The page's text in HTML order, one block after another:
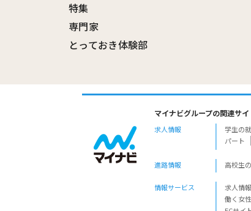
特集
専門家
とっておき体験部
マイナビグループの関連サイ
求人情報 学生の
パート
進路情報 高校生
情報サービス 求人情
働く女